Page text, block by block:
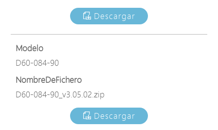
Descargar
Modelo
D60-084-90
NombreDeFichero
D60-084-90_v3.05.02.zip
Descargar